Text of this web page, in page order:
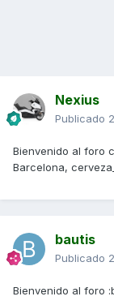
Nexius
Publicado
Bienvenido al foro
Barcelona, cerveza_
bautis
Publicado
Bienvenido al foro